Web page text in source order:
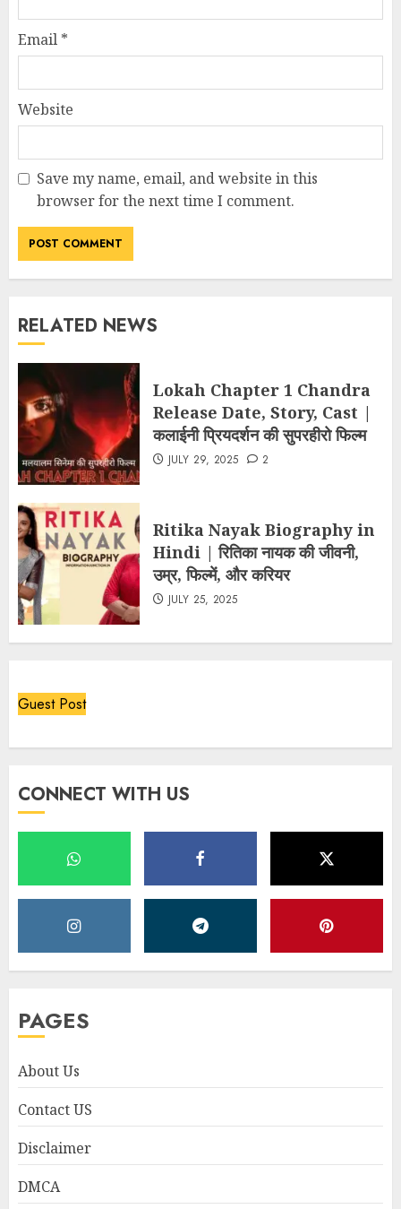
Email *
Website
Save my name, email, and website in this
browser for the next time I comment.
RELATED NEWS
Lokah Chapter 1 Chandra
Release Date, Story, Cast |
कलाईनी प्रियदर्शन की सुपरहीरो फिल्म
JULY 29, 2025 2
Ritika Nayak Biography in
Hindi | रितिका नायक की जीवनी,
उम्र, फिल्में, और करियर
JULY 25, 2025
Guest Post
CONNECT WITH US
PAGES
About Us
Contact US
Disclaimer
DMCA